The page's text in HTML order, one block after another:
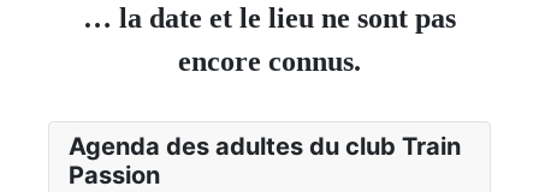
… la date et le lieu ne sont pas
encore connus.
Agenda des adultes du club Train
Passion